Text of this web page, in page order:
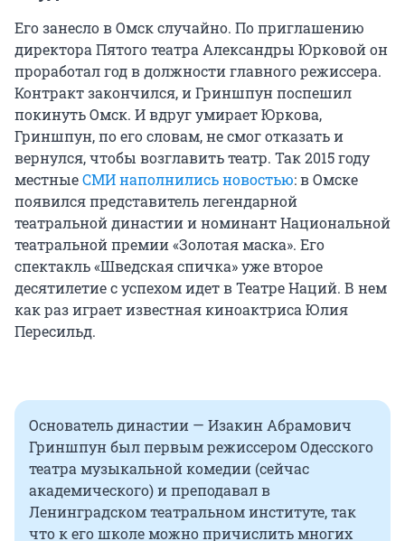
Его занесло в Омск случайно. По приглашению
директора Пятого театра Александры Юрковой он
проработал год в должности главного режиссера.
Контракт закончился, и Гриншпун поспешил
покинуть Омск. И вдруг умирает Юркова,
Гриншпун, по его словам, не смог отказать и
вернулся, чтобы возглавить театр. Так 2015 году
местныеСМИ наполнились новостью: в Омске
появился представитель легендарной
театральной династии и номинант Национальной
театральной премии «Золотая маска». Его
спектакль «Шведская спичка» уже второе
десятилетие с успехом идет в Театре Наций. В нем
как раз играет известная киноактриса Юлия
Пересильд.
Основатель династии — Изакин Абрамович
Гриншпун был первым режиссером Одесского
театра музыкальной комедии (сейчас
академического) и преподавал в
Ленинградском театральном институте, так
что к его школе можно причислить многих